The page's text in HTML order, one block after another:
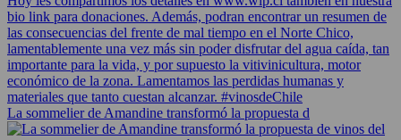
La sommelier de Amandine transformó la propuesta d